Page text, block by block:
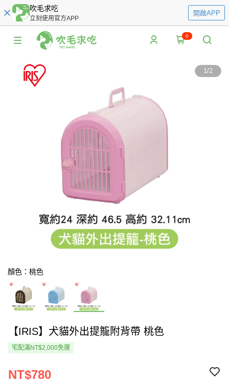
吹毛求吃
立刻使用官方APP
開啟APP
0
1/2
顏色：桃色
【IRIS】犬貓外出提籠附背帶 桃色
宅配滿NT$2,000免運
NT$780